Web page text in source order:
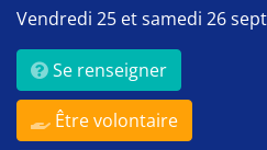
Vendredi 25 et samedi 26
Se renseigner
Être volontaire